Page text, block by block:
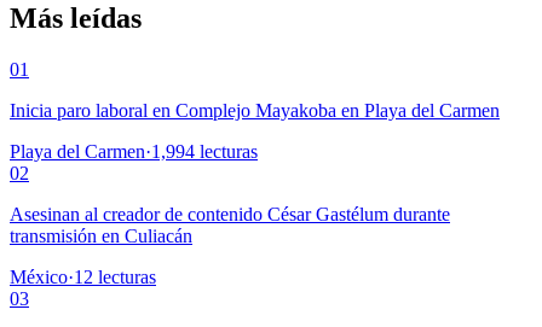
Más leídas
01
Inicia paro laboral en Complejo Mayakoba en Playa del Carmen
Playa del Carmen·1,994 lecturas
02
Asesinan al creador de contenido César Gastélum durante
transmisión en Culiacán
México·12 lecturas
03